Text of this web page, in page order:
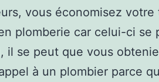
vous économisez
plomberie car celui-ci se
il se peut que vous
à un plombier parce